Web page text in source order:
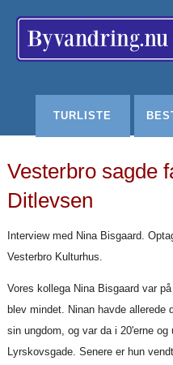
TURLISTE
Vesterbro sagde
Ditlevsen
Interview med Nina Bisgaard.
Vesterbro Kulturhus.
Vores kollega Nina Bisgaard var
blev mindet. Ninan havde
sin ungdom, og var da i 20'erne
Lyrskovsgade. Senere er hun